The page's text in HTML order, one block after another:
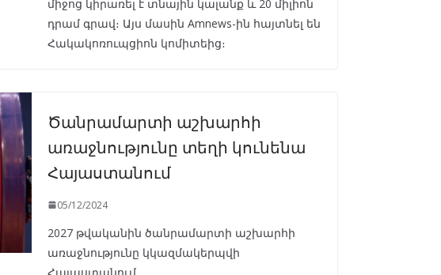
միջոց կիրառել է տնային կալանք և 20 միլիոն
դրամ գրավ։ Այս մասին Amnews-ին հայտնել են
Հակակոռուպցիոն կոմիտեից։
Ծանրամարտի աշխարհի
առաջնությունը տեղի կունենա
Հայաստանում
05/12/2024
2027 թվականին ծանրամարտի աշխարհի
առաջնությունը կկազմակերպվի